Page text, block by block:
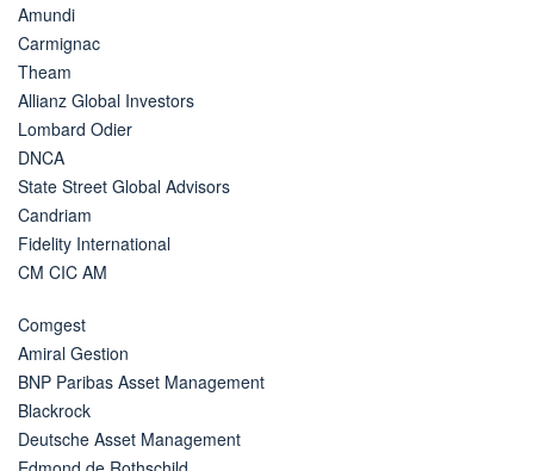
Amundi
Carmignac
Theam
Allianz Global Investors
Lombard Odier
DNCA
State Street Global Advisors
Candriam
Fidelity International
CM CIC AM
Comgest
Amiral Gestion
BNP Paribas Asset Management
Blackrock
Deutsche Asset Management